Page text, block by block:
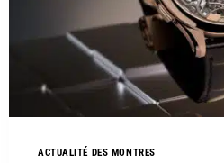
ACTUALITÉ DES MONTRES